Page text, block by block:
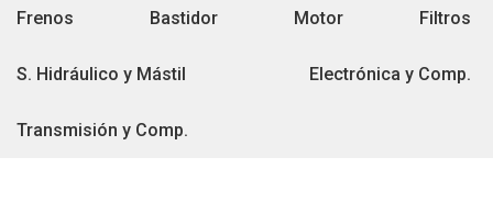
Frenos Bastidor Motor Filtros
S. Hidráulico y Mástil Electrónica y Comp.
Transmisión y Comp.